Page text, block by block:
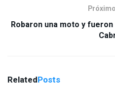
Robaron una moto y
RelatedPosts